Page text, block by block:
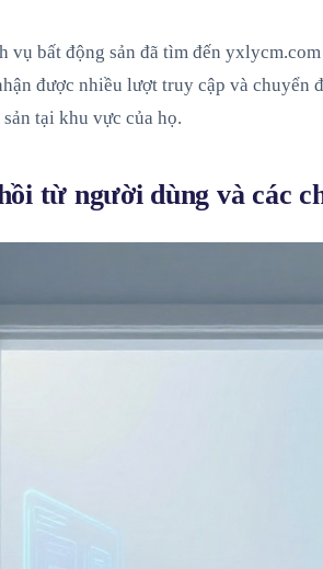
bất động sản đã tìm đến
được nhiều lượt truy cập và
tại khu vực của họ.
từ người dùng và các